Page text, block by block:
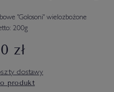
"Golosoni" wielozbożone
200g
zł
dostawy
produkt